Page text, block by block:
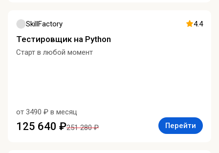
SkillFactory 4.4
Тестировщик на Python
Старт в любой момент
от 3490 ₽ в месяц
125 640 ₽251 280 ₽ Перейти